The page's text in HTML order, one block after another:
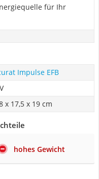
für Ihr
Impulse EFB
x 17,5 x 19 cm
hohes Gewicht